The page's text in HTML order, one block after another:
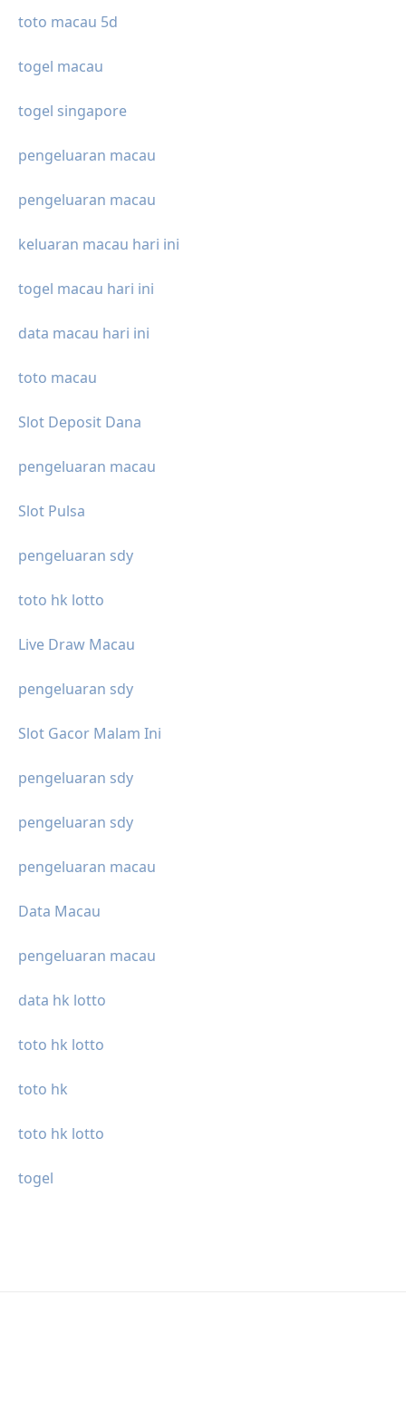
toto macau 5d
togel macau
togel singapore
pengeluaran macau
pengeluaran macau
keluaran macau hari ini
togel macau hari ini
data macau hari ini
toto macau
Slot Deposit Dana
pengeluaran macau
Slot Pulsa
pengeluaran sdy
toto hk lotto
Live Draw Macau
pengeluaran sdy
Slot Gacor Malam Ini
pengeluaran sdy
pengeluaran sdy
pengeluaran macau
Data Macau
pengeluaran macau
data hk lotto
toto hk lotto
toto hk
toto hk lotto
togel